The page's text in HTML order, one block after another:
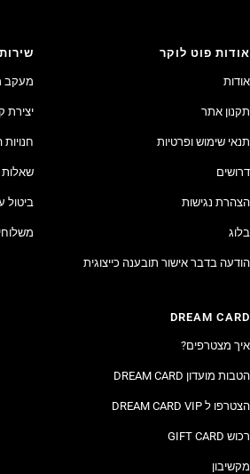
אודות פוט לוקר
אודות
תקנון אתר
תנאי שימוש ופרטיות
דרושים
הצהרת נגישות
בלוג
הודעה בדבר אישור תובענה כייצוגית
מעקב
יצירת
שאלות
ביטול
DREAM CARD
איך מצטרפים?
הטבות מועדון DREAM CARD
הצטרפו ל DREAM CARD VIP
רכוש GIFT CARD
מקשיבון